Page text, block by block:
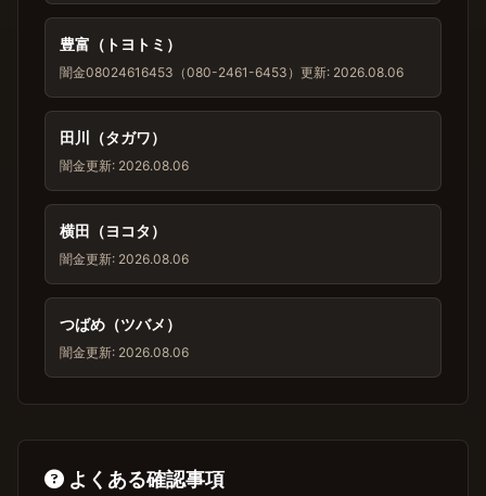
豊富（トヨトミ）
闇金08024616453（080-2461-6453） 更新: 2026.08.06
田川（タガワ）
闇金更新: 2026.08.06
横田（ヨコタ）
闇金更新: 2026.08.06
つばめ（ツバメ）
闇金更新: 2026.08.06
よくある確認事項